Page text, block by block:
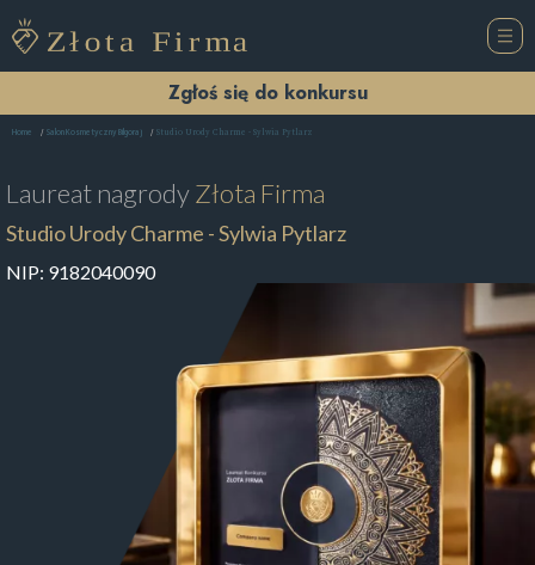
Zgłoś się do konkursu
Home Salon Kosmetyczny Biłgoraj Studio Urody Charme - Sylwia Pytlarz
Laureat nagrodyZłota Firma
Studio Urody Charme - Sylwia Pytlarz
NIP: 9182040090